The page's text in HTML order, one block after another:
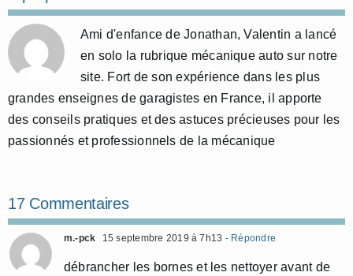
Ami d'enfance de Jonathan, Valentin a lancé
en solo la rubrique mécanique auto sur notre
site. Fort de son expérience dans les plus
grandes enseignes de garagistes en France, il apporte
des conseils pratiques et des astuces précieuses pour les
passionnés et professionnels de la mécanique
17 Commentaires
m.-pck 15 septembre 2019 à 7h13 - Répondre
débrancher les bornes et les nettoyer avant de